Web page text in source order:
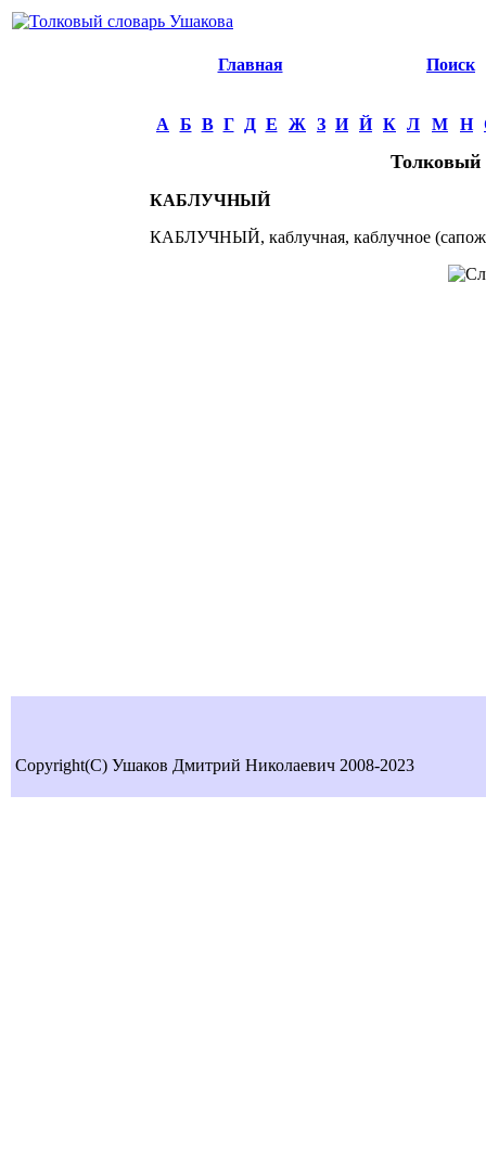
Главная Поиск
А Б В Г Д Е Ж З И Й К Л М Н
Толковый
КАБЛУЧНЫЙ
КАБЛУЧНЫЙ, каблучная, каблучное
Copyright(C) Ушаков Дмитрий Николаевич 2008-2023